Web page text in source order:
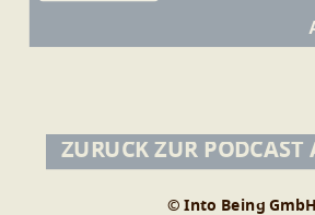
© Into Being GmbH